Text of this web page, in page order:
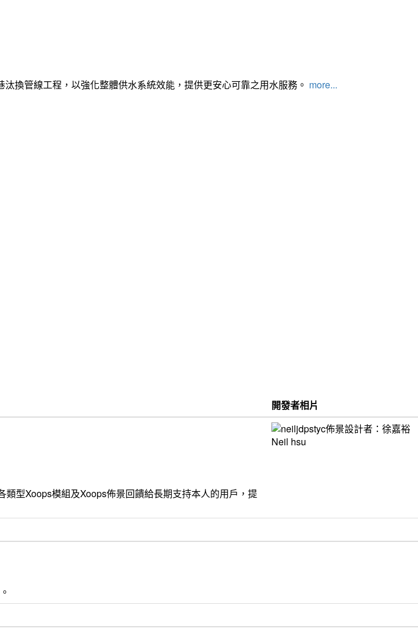
換管線工程，以強化整體供水系統效能，提供更安心可靠之用水服務。 more...
開發者相片
型Xoops模組及Xoops佈景回饋給長期支持本人的用戶，提